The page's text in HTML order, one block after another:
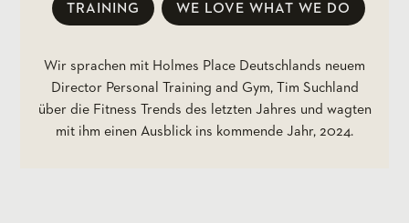
TRAINING WE LOVE WHAT WE DO
Wir sprachen mit Holmes Place Deutschlands neuem
Director Personal Training and Gym, Tim Suchland
über die Fitness Trends des letzten Jahres und wagten
mit ihm einen Ausblick ins kommende Jahr, 2024.